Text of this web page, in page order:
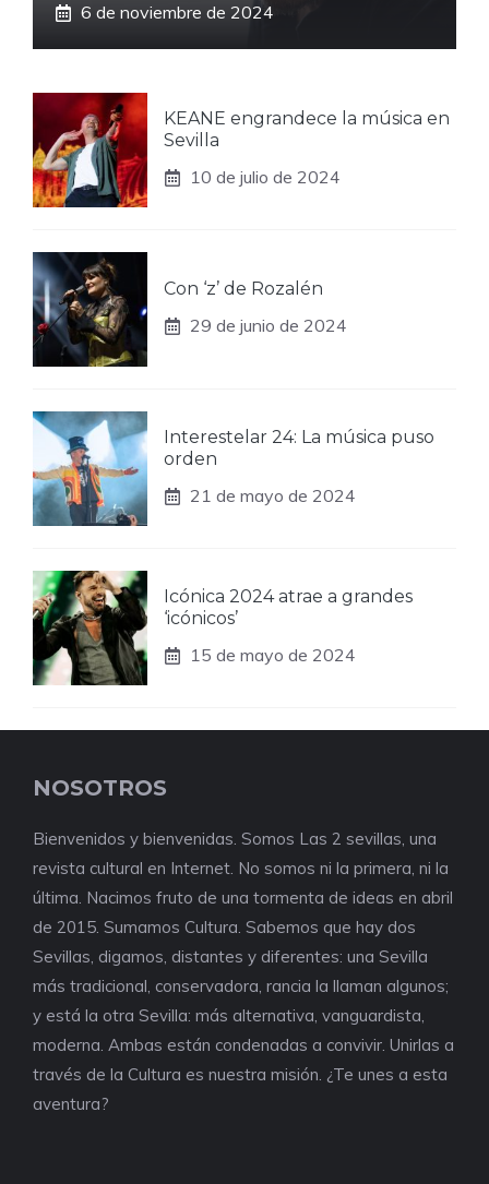
6 de noviembre de 2024
KEANE engrandece la música en
Sevilla
10 de julio de 2024
Con ‘z’ de Rozalén
29 de junio de 2024
Interestelar 24: La música puso
orden
21 de mayo de 2024
Icónica 2024 atrae a grandes
‘icónicos’
15 de mayo de 2024
NOSOTROS
Bienvenidos y bienvenidas. Somos Las 2 sevillas, una
revista cultural en Internet. No somos ni la primera, ni la
última. Nacimos fruto de una tormenta de ideas en abril
de 2015. Sumamos Cultura. Sabemos que hay dos
Sevillas, digamos, distantes y diferentes: una Sevilla
más tradicional, conservadora, rancia la llaman algunos;
y está la otra Sevilla: más alternativa, vanguardista,
moderna. Ambas están condenadas a convivir. Unirlas a
través de la Cultura es nuestra misión. ¿Te unes a esta
aventura?